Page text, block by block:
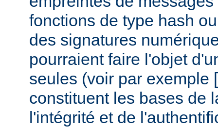
fonctions de type hash
des signatures
pourraient faire l'objet
seules (voir par exemple [
constituent les bases de
l'intégrité et de